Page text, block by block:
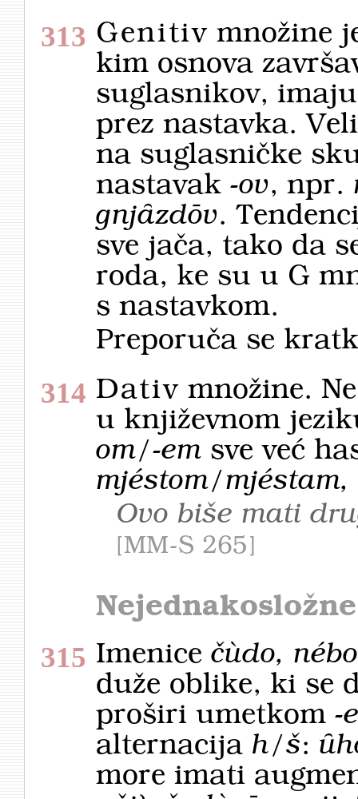
313 Genitiv množine
kim osnova
suglasnikov,
prez nastavka.
na suglasničke
nastavak -ov, npr.
gnjȃzdōv.
sve jača, tako da
roda, ke su u G
s nastavkom.
Preporuča se
314 Dativ množine.
u književnom
om/-em sve već
mjéstom/
Ovo biše mati
MM-S 265
Nejednakosložne
315 Imenice čùdo, nébo
duže oblike, ki se
proširi umetkom -
alternacija h/š:
more imati